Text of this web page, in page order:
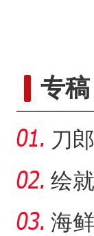
专稿
刀
麦
绘
团
海